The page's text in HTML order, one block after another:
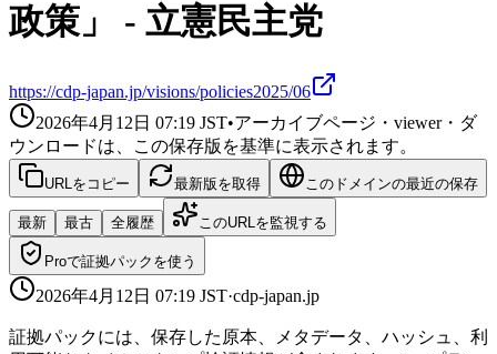
政策」 - 立憲民主党
https://cdp-japan.jp/visions/policies2025/06
2026年4月12日 07:19 JST•アーカイブページ・viewer・ダ
ウンロードは、この保存版を基準に表示されます。
URLをコピー 最新版を取得 このドメインの最近の保存
最新 最古 全履歴 このURLを監視する
Proで証拠パックを使う
2026年4月12日 07:19 JST·cdp-japan.jp
証拠パックには、保存した原本、メタデータ、ハッシュ、利